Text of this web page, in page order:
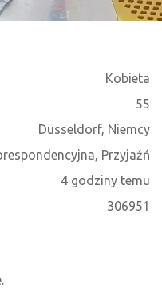
Kobieta
55
Düsseldorf, Niemcy
Przyjaźń
4 godziny temu
306951